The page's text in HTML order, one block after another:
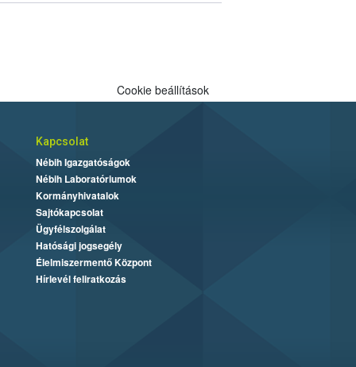
Cookie beállítások
Kapcsolat
Nébih Igazgatóságok
Nébih Laboratóriumok
Kormányhivatalok
Sajtókapcsolat
Ügyfélszolgálat
Hatósági jogsegély
Élelmiszermentő Központ
Hírlevél feliratkozás